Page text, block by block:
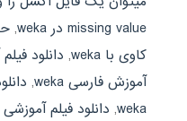
missing value در weka
,
کاوی با weka
, دانلود
آموزش فارسی weka
,
weka
, دانلود فیلم